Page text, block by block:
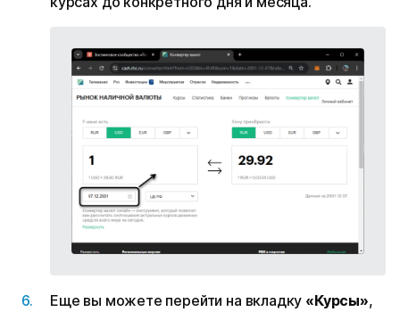
Еще вы можете перейти на вкладку «Курсы»,